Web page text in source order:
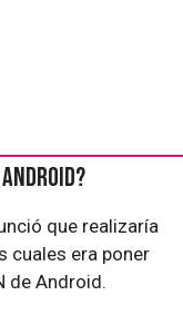
que realizaría
cuales era poner
de Android.